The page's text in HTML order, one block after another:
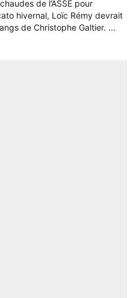
de l’ASSE pour
hivernal, Loïc Rémy devrait
de Christophe Galtier. ...